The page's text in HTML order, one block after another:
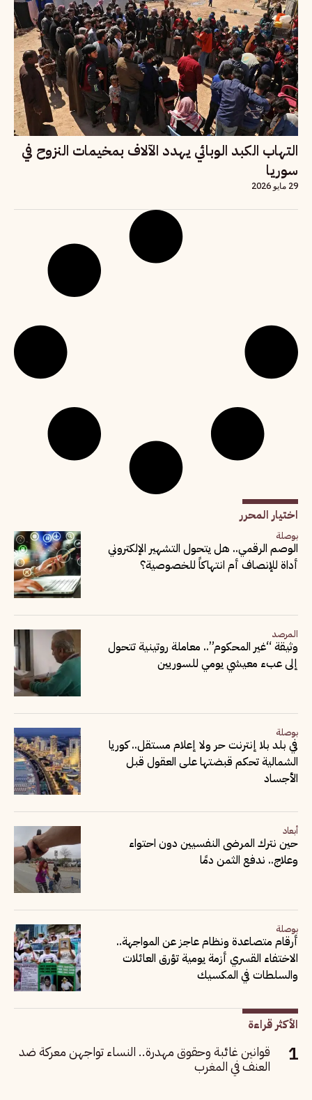
التهاب الكبد الوبائي يهدد الآلاف بمخيمات النزوح في
سوريا
29 مايو 2026
اختيار المحرر
بوصلة
الوصم الرقمي.. هل يتحول التشهير الإلكتروني
أداة للإنصاف أم انتهاكاً للخصوصية؟
المرصد
وثيقة “غير المحكوم”.. معاملة روتينية تتحول
إلى عبء معيشي يومي للسوريين
بوصلة
في بلد بلا إنترنت حر ولا إعلام مستقل.. كوريا
الشمالية تحكم قبضتها على العقول قبل
الأجساد
أبعاد
حين نترك المرضى النفسيين دون احتواء
وعلاج.. ندفع الثمن دمًا
بوصلة
أرقام متصاعدة ونظام عاجز عن المواجهة..
الاختفاء القسري أزمة يومية تؤرق العائلات
والسلطات في المكسيك
الأكثر قراءة
قوانين غائبة وحقوق مهدرة.. النساء تواجهن معركة ضد
العنف في المغرب